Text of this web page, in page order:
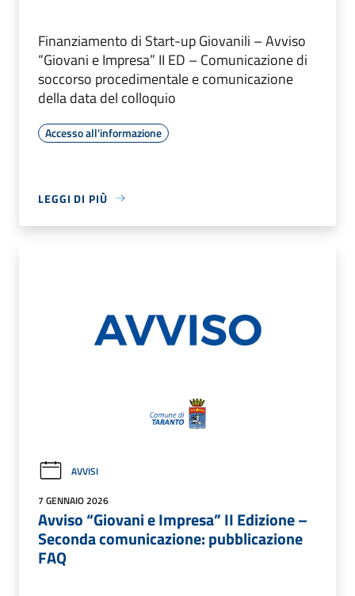
Finanziamento di Start-up Giovanili – Avviso
“Giovani e Impresa” II ED – Comunicazione di
soccorso procedimentale e comunicazione
della data del colloquio
Accesso all'informazione
LEGGI DI PIÙ
AVVISI
7 GENNAIO 2026
Avviso “Giovani e Impresa” II Edizione –
Seconda comunicazione: pubblicazione
FAQ